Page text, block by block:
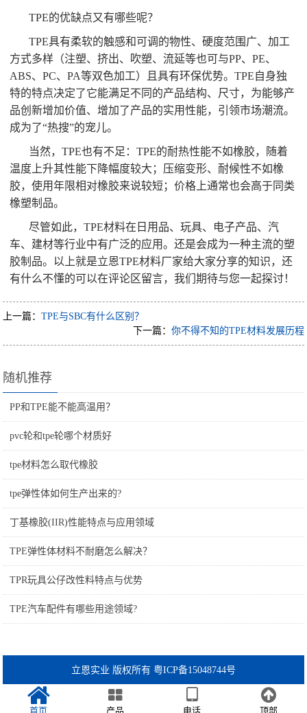
TPE的优缺点又有哪些呢？
TPE具有柔软的触感和可调的物性、硬度范围广、加工
方式多样（注塑、挤出、吹塑、流延等也可与PP、PE、
ABS、PC、PA等双色加工）且具有环保优势。TPE自身独
特的特点决定了它能满足不同的产品结构、尺寸，为能够产
品创新增加价值、增加了产品的实用性能，引领市场潮流。
成为了“热搜”的宠儿。
当然，TPE也有不足：TPE的耐热性能不如橡胶，随着
温度上升其性能下降幅度较大；压缩变形、耐候性不如橡
胶，使用年限相对橡胶来说较短；价格上通常也会高于同类
橡塑制品。
尽管如此，TPE材料在日用品、玩具、电子产品、汽
车、建材等行业中有广泛的应用。还是会成为一种主流的塑
胶制品。以上就是立恩TPE材料厂家给大家分享的知识，还
有什么不懂的可以在评论区留言，我们期待与您一起探讨！
上一篇：TPE与SBC有什么区别？
下一篇： 你不得不知的TPE材料发展历程
随机推荐
PP和TPE能不能高温用？
pvc轮和tpe轮哪个材质好
tpe材料怎么取代橡胶
tpe弹性体如何生产出来的?
丁基橡胶(IIR)性能特点与应用领域
TPE弹性体材料不耐磨怎么解决？
TPR玩具公仔改性料特点与优势
TPE汽车配件有哪些用途领域?
立恩实业 版权所有 粤ICP备15048744号
首页 产品 电话 顶部